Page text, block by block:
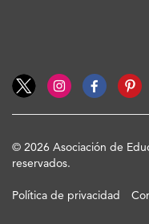
© 2026 Asociación de
reservados.
Política de privacidad